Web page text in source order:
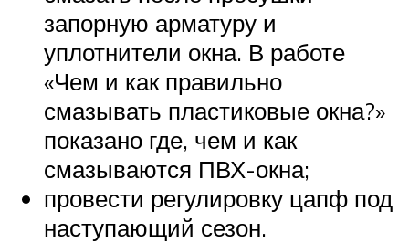
запорную арматуру и
уплотнители окна. В работе
«Чем и как правильно
смазывать пластиковые окна?»
показано где, чем и как
смазываются ПВХ-окна;
провести регулировку цапф под
наступающий сезон.